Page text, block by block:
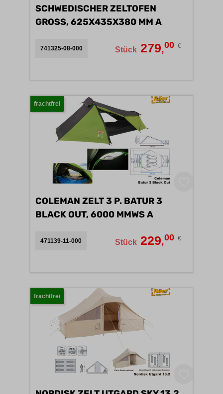
SCHWEDISCHER ZELTOFEN
GROSS, 625X435X380 MM A
741325-08-000 Stück 279,00 €
frachtfrei
COLEMAN ZELT 3 P. BATUR 3
BLACK OUT, 6000 MMWS A
471139-11-000 Stück 229,00 €
frachtfrei